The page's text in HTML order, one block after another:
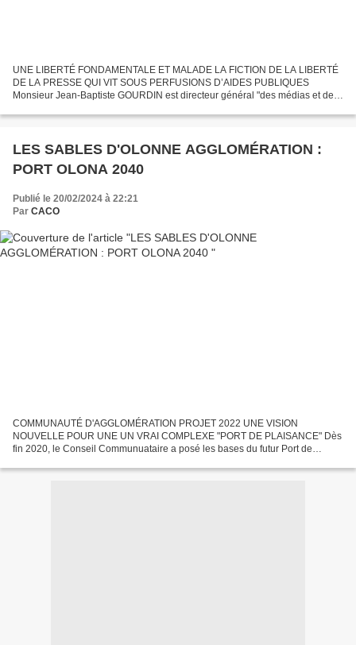
UNE LIBERTÉ FONDAMENTALE ET MALADE LA FICTION DE LA LIBERTÉ
DE LA PRESSE QUI VIT SOUS PERFUSIONS D’AIDES PUBLIQUES
Monsieur Jean-Baptiste GOURDIN est directeur général "des médias et des
LES SABLES D'OLONNE AGGLOMÉRATION :
PORT OLONA 2040
Publié le 20/02/2024 à 22:21
Par CACO
COMMUNAUTÉ D'AGGLOMÉRATION PROJET 2022 UNE VISION
NOUVELLE POUR UNE UN VRAI COMPLEXE "PORT DE PLAISANCE" Dès
fin 2020, le Conseil Communuataire a posé les bases du futur Port de
2022...